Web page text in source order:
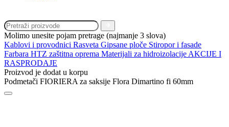
Molimo unesite pojam pretrage (najmanje 3 slova)
Kablovi i provodnici Rasveta Gipsane ploče Stiropor i fasade
Farbara HTZ zaštitna oprema Materijali za hidroizolacije AKCIJE I
RASPRODAJE
Proizvod je dodat u korpu
Podmetači FIORIERA za saksije Flora Dimartino fi 60mm